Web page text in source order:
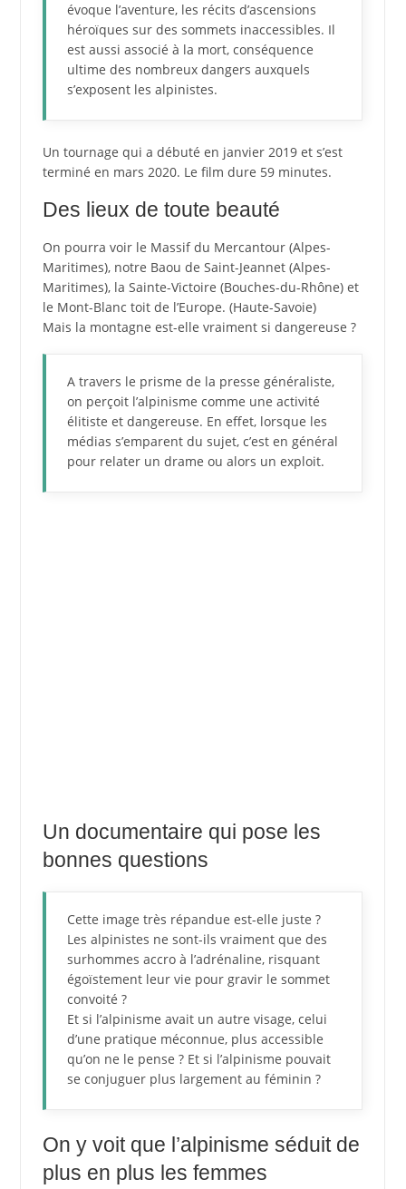
évoque l’aventure, les récits d’ascensions
héroïques sur des sommets inaccessibles. Il
est aussi associé à la mort, conséquence
ultime des nombreux dangers auxquels
s’exposent les alpinistes.
Un tournage qui a débuté en janvier 2019 et s’est
terminé en mars 2020. Le film dure 59 minutes.
Des lieux de toute beauté
On pourra voir le Massif du Mercantour (Alpes-
Maritimes), notre Baou de Saint-Jeannet (Alpes-
Maritimes), la Sainte-Victoire (Bouches-du-Rhône) et
le Mont-Blanc toit de l’Europe. (Haute-Savoie)
Mais la montagne est-elle vraiment si dangereuse ?
A travers le prisme de la presse généraliste,
on perçoit l’alpinisme comme une activité
élitiste et dangereuse. En effet, lorsque les
médias s’emparent du sujet, c’est en général
pour relater un drame ou alors un exploit.
Un documentaire qui pose les
bonnes questions
Cette image très répandue est-elle juste ?
Les alpinistes ne sont-ils vraiment que des
surhommes accro à l’adrénaline, risquant
égoïstement leur vie pour gravir le sommet
convoité ?
Et si l’alpinisme avait un autre visage, celui
d’une pratique méconnue, plus accessible
qu’on ne le pense ? Et si l’alpinisme pouvait
se conjuguer plus largement au féminin ?
On y voit que l’alpinisme séduit de
plus en plus les femmes